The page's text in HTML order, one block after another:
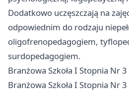
Dodatkowo uczęszczają na
odpowiednim do rodzaju
oligofrenopedagogiem,
surdopedagogiem.
Branżowa Szkoła I Stopnia Nr 3
Branżowa Szkoła I Stopnia Nr